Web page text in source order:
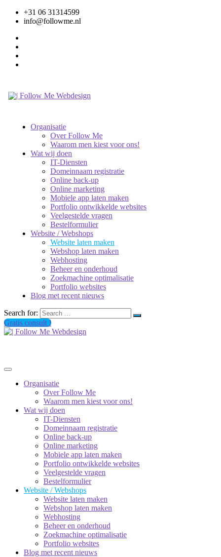
+31 06 31314599
info@followme.nl
Organisatie
Over Follow Me
Waarom men kiest voor ons!
Wat wij doen
IT-Diensten
Domeinnaam registratie
Online back-up
Online marketing
Mobiele app laten maken
Portfolio ontwikkelde websites
Veelgestelde vragen
Bestelformulier
Website / Webshops
Website laten maken
Webshop laten maken
Webhosting
Beheer en onderhoud
Zoekmachine optimalisatie
Portfolio websites
Blog met recent nieuws
Search for:
Gratis consult !
Organisatie
Over Follow Me
Waarom men kiest voor ons!
Wat wij doen
IT-Diensten
Domeinnaam registratie
Online back-up
Online marketing
Mobiele app laten maken
Portfolio ontwikkelde websites
Veelgestelde vragen
Bestelformulier
Website / Webshops
Website laten maken
Webshop laten maken
Webhosting
Beheer en onderhoud
Zoekmachine optimalisatie
Portfolio websites
Blog met recent nieuws